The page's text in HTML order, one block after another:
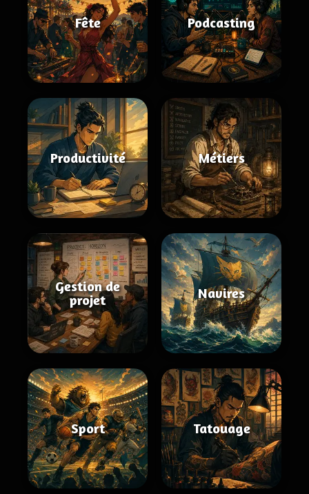
Fête Podcasting
Productivité Métiers
Gestion de
projet
Navires
Sport Tatouage